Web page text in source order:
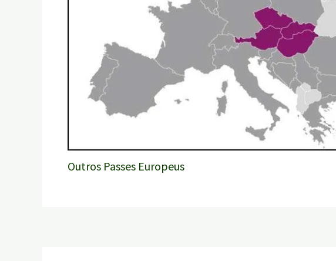
Outros Passes Europeus